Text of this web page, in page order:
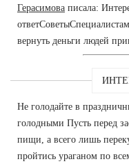
Герасимова писала:
вернуть деньги людей
Не голодайте в
голодными Пусть перед
пищи, а всего лишь
пройтись ураганом по